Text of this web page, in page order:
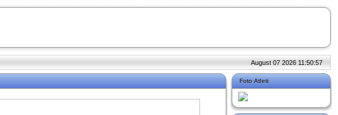
August 07 2026 11:50:57
Foto Atleti